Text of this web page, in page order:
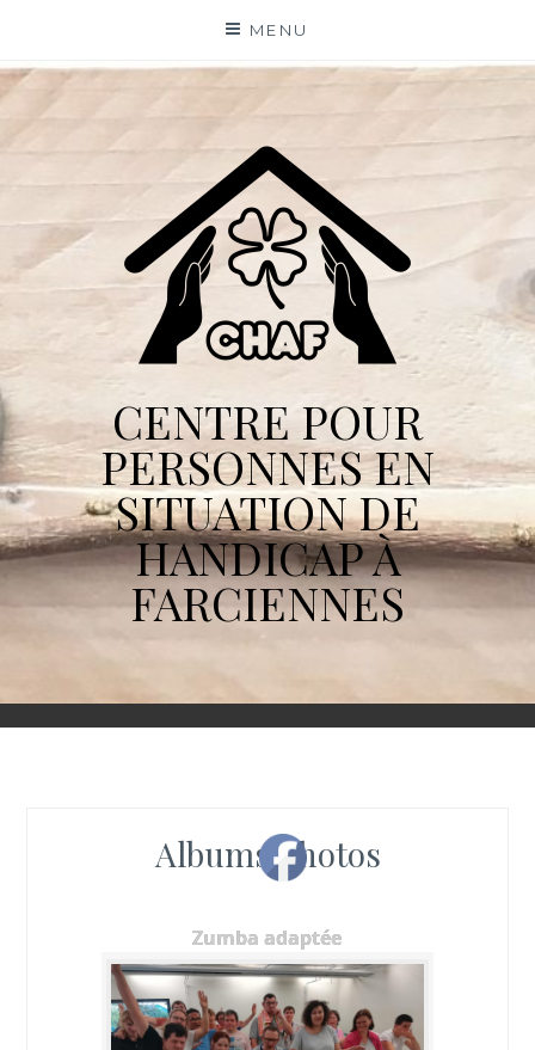
content
MENU
CENTRE POUR
PERSONNES EN
SITUATION DE
HANDICAP À
FARCIENNES
Albums photos
Zumba adaptée